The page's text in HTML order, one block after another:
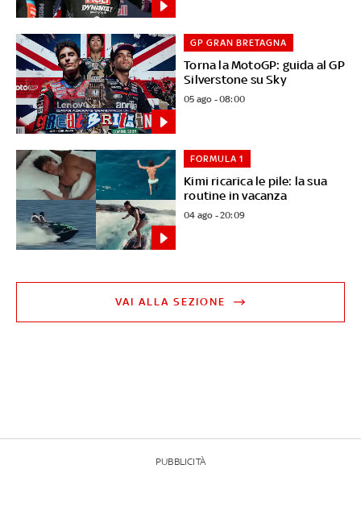
Torna la MotoGP: guida al GP
Silverstone su Sky
GP GRAN BRETAGNA
05 ago - 08:00
Kimi ricarica le pile: la sua
routine in vacanza
FORMULA 1
04 ago - 20:09
VAI ALLA SEZIONE
PUBBLICITÀ